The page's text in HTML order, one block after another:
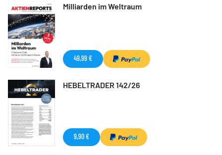
Milliarden im Weltraum
49,99 €
HEBELTRADER 142/26
9,90 €